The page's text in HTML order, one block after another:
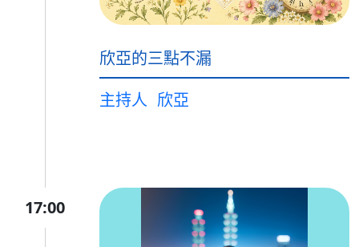
欣亞的三點不漏
主持人 欣亞
17:00